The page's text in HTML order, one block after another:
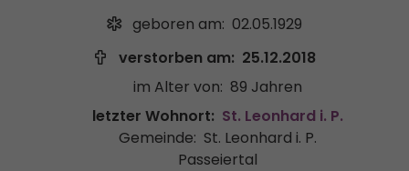
geboren am: 02.05.1929
verstorben am: 25.12.2018
im Alter von: 89 Jahren
letzter Wohnort: St. Leonhard i. P.
Gemeinde: St. Leonhard i. P.
Passeiertal